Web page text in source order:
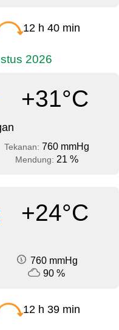
12 h 40 min
2026
+31°C
Tekanan: 760 mmHg
Mendung: 21 %
+24°C
760 mmHg
90 %
12 h 39 min